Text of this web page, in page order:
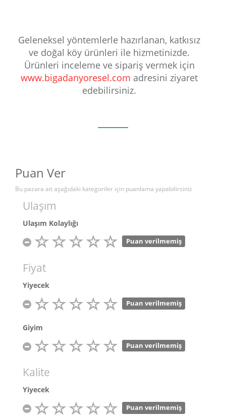
Geleneksel yöntemlerle hazırlanan, katkısız
ve doğal köy ürünleri ile hizmetinizde.
Ürünleri inceleme ve sipariş vermek için
www.bigadanyoresel.com adresini ziyaret
edebilirsiniz.
Puan Ver
Bu pazara ait aşağıdaki kategoriler için puanlama yapabilirsiniz
Ulaşım
Ulaşım Kolaylığı
Puan verilmemiş
Fiyat
Yiyecek
Puan verilmemiş
Giyim
Puan verilmemiş
Kalite
Yiyecek
Puan verilmemiş